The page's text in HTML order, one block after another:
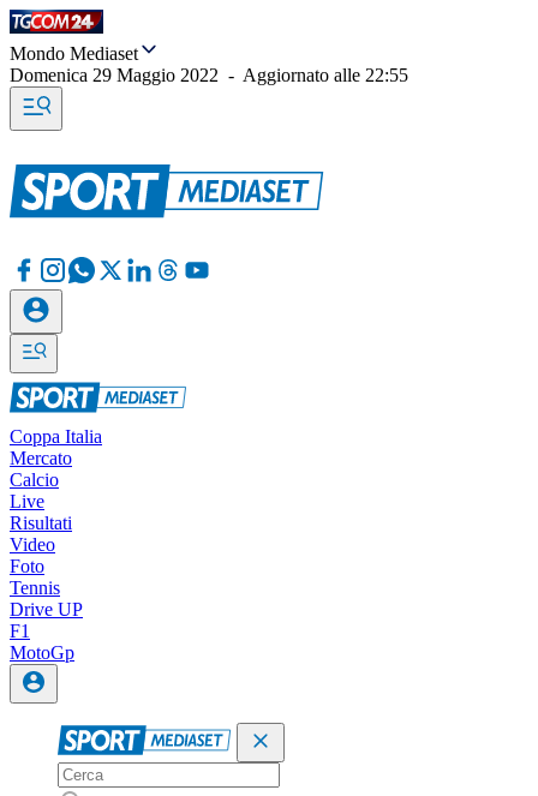
Mondo Mediaset
Domenica 29 Maggio 2022 - Aggiornato alle 22:55
Coppa Italia
Mercato
Calcio
Live
Risultati
Video
Foto
Tennis
Drive UP
F1
MotoGp